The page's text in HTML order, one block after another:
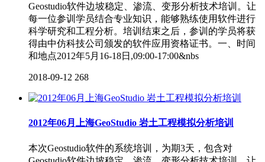
Geostudio软件边坡稳定、渗流、变形分析技术培训。让
每一位参训学员结合专业知识，能够熟练使用软件进行
科学研究和工程分析。培训结束之后，参训的学员将获
得由中仿科技公司颁发的软件应用资格证书。一、时间
和地点2012年5月16-18日,09:00-17:00&nbs
2018-09-12 268
2012年06月上海GeoStudio 岩土工程模拟分析培训
本次Geostudio软件的系统培训，为期3天，包含对